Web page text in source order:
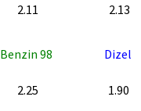
2.11 2.13
Benzin 98 Dizel
2.25 1.90